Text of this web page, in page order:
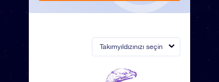
Takımyıldızınızı seçin